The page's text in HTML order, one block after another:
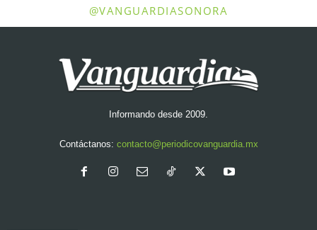
@VANGUARDIASONORA
Informando desde 2009.
Contáctanos: contacto@periodicovanguardia.mx